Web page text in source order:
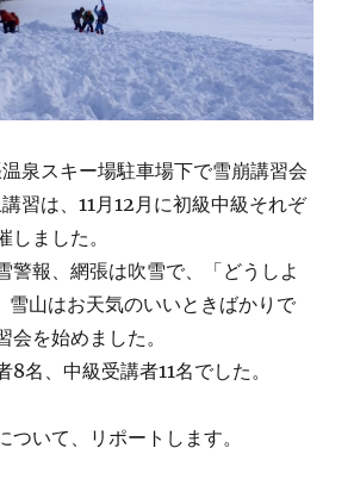
泉スキー場駐車場下で雪崩講習会
習は、11月12月に初級中級それぞ
しました。
警報、網張は吹雪で、「どうしよ
雪山はお天気のいいときばかりで
会を始めました。
8名、中級受講者11名でした。
ついて、リポートします。